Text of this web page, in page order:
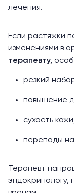
лечения.
Если растяжки
изменениями в
терапевту,
резкий
повышение
сухость
перепады
Терапевт
эндокринологу,